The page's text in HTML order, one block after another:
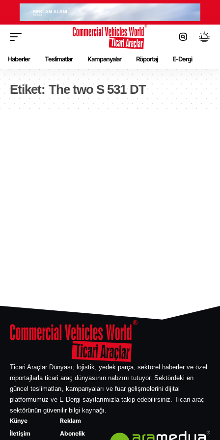
Haberler Teslimatlar Kampanyalar Röportaj E-Dergi
Etiket: The two S 531 DT
Ticari Araçlar Dünyası; lojistik, yedek parça, sektörel haberler ve özel
röportajlarla ticari araç dünyasının nabzını tutuyor. Sektördeki en
güncel teslimatları, kampanyaları ve fuar gelişmelerini dijital
platformumuz ve E-Dergi sayılarımızla takip edebilirsiniz. Ticari araç
sektörünün güvenilir bilgi kaynağı.
Künye
İletişim
Reklam
Abonelik